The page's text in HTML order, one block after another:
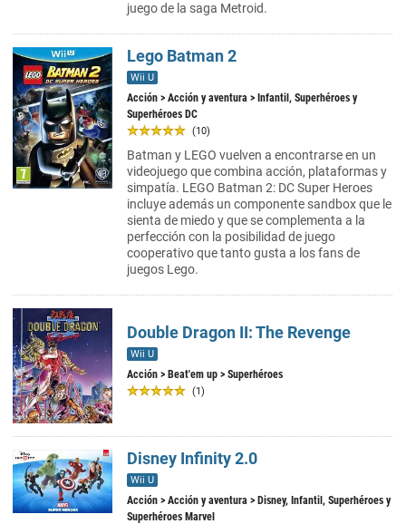
juego de la saga Metroid.
Lego Batman 2
Wii U
Acción > Acción y aventura > Infantil, Superhéroes y
Superhéroes DC
(10)
Batman y LEGO vuelven a encontrarse en un
videojuego que combina acción, plataformas y
simpatía. LEGO Batman 2: DC Super Heroes
incluye además un componente sandbox que le
sienta de miedo y que se complementa a la
perfección con la posibilidad de juego
cooperativo que tanto gusta a los fans de
juegos Lego.
Double Dragon II: The Revenge
Wii U
Acción > Beat'em up > Superhéroes
(1)
Disney Infinity 2.0
Wii U
Acción > Acción y aventura > Disney, Infantil, Superhéroes y
Superhéroes Marvel